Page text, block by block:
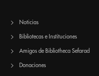
Noticias
Bibliotecas e Instituciones
Amigos de Bibliotheca Sefarad
Donaciones